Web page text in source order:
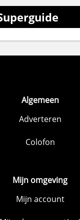
Algemeen
Adverteren
Colofon
Mijn omgeving
Mijn account